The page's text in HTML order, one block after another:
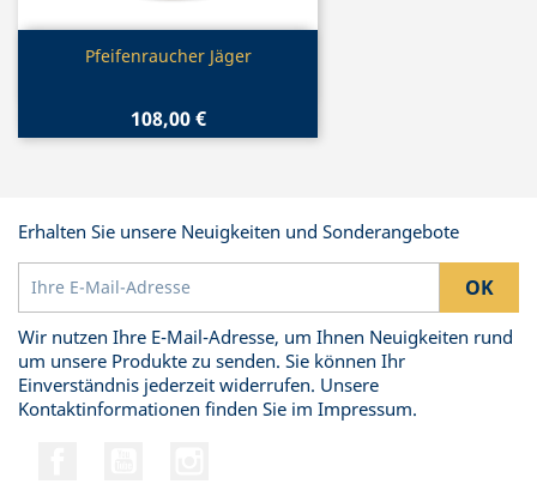
Vorschau
Pfeifenraucher Jäger
108,00 €
Erhalten Sie unsere Neuigkeiten und Sonderangebote
Wir nutzen Ihre E-Mail-Adresse, um Ihnen Neuigkeiten rund
um unsere Produkte zu senden. Sie können Ihr
Einverständnis jederzeit widerrufen. Unsere
Kontaktinformationen finden Sie im Impressum.